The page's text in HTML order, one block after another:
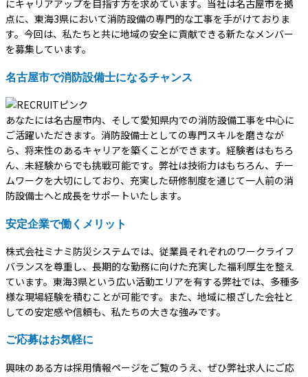
にキャリアアップを目指す方を求めています。当社は名古屋市を拠
点に、東海3県において消防設備の専門的な工事を手がけておりま
す。今回は、私たちと共に地域の安全に貢献できる新たなメンバー
を募集しています。
名古屋市で消防設備士になるチャンス
あなたには名古屋市内、そして愛知県内での消防設備工事を中心に
ご活躍いただきます。消防設備士としての専門スキルを磨きなが
ら、将来性のあるキャリアを築くことができます。経験者はもちろ
ん、未経験からでも挑戦可能です。弊社は技術力はもちろん、チー
ムワークを大切にしており、充実した研修制度を通じて一人前の消
防設備士へと成長をサポートいたします。
安定企業で働くメリット
株式会社ミナミ防災システムでは、従業員それぞれのワークライフ
バランスを尊重し、長期的な勤務に向けた充実した福利厚生を整え
ています。東海3県という広い活動エリアを有する弊社では、多種多
様な現場経験を積むことが可能です。また、地域に根ざした会社と
しての安定感や信頼も、私たちの大きな強みです。
ご応募はお気軽に
興味のある方は採用情報ページをご覧のうえ、ぜひ弊社求人にご応